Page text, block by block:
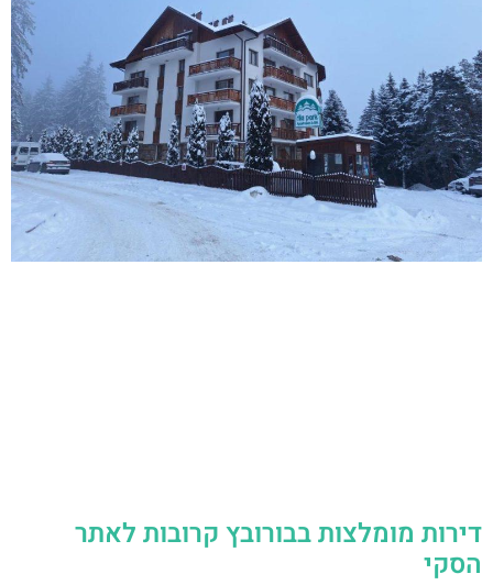
דירות מומלצות בבורובץ קרובות לאתר
הסקי